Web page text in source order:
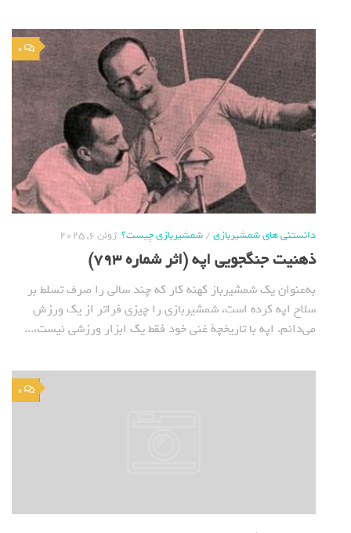
0
دانستنی های شمشیربازی/شمشیربازی چیست؟ ژوئن 6, 2025
ذهنیت جنگجویی اپه (اثر شماره 793)
به‌عنوان یک شمشیرباز کهنه کار که چند سالی را صرف تسلط بر
سلاح اپه کرده است، شمشیربازی را چیزی فراتر از یک ورزش
می‌دانم. اپه با تاریخچة غنی خود فقط یک ابزار ورزشی نیست،...
0